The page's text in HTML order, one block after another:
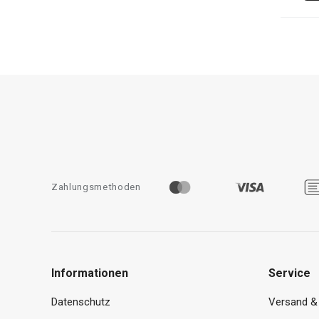
Zahlungsmethoden
Informationen
Datenschutz
Service
Versand